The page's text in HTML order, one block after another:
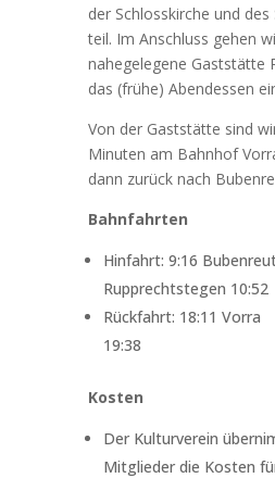
der Schlosskirche und
teil. Im Anschluss gehen
nahegelegene Gaststätte
das (frühe) Abendessen
Von der Gaststätte sind
Minuten am Bahnhof
dann zurück nach
Bahnfahrten
Hinfahrt: 9:16
Rupprechtstegen 10:52
Rückfahrt: 18:11 Vorra
19:38
Kosten
Der Kulturverein
Mitglieder die Kosten